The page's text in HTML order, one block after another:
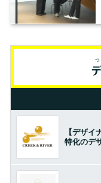
【デザ
特化のデ